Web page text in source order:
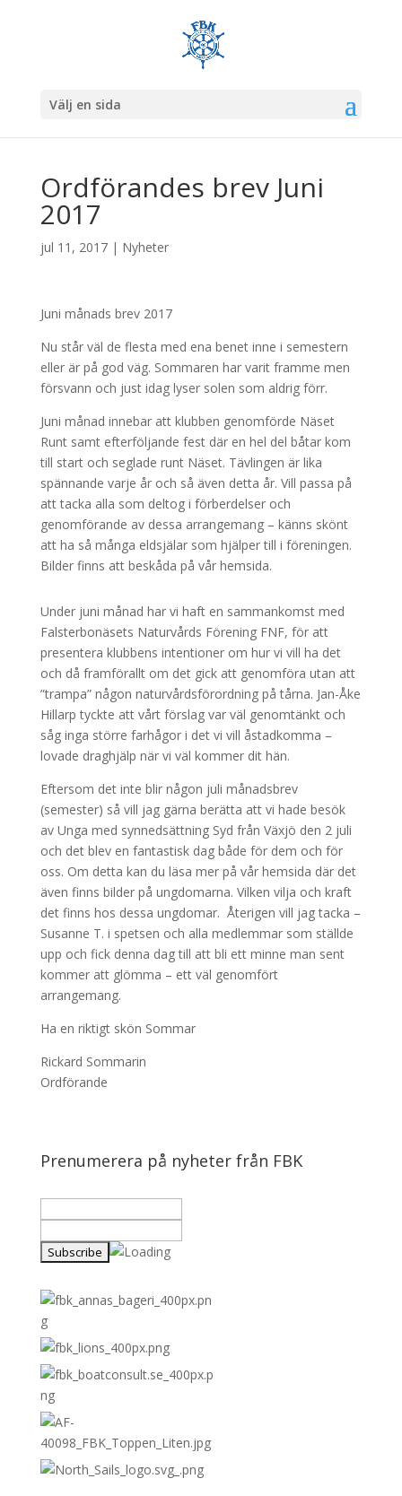
Välj en sida
Ordförandes brev Juni
2017
jul 11, 2017| Nyheter
Juni månads brev 2017
Nu står väl de flesta med ena benet inne i semestern
eller är på god väg. Sommaren har varit framme men
försvann och just idag lyser solen som aldrig förr.
Juni månad innebar att klubben genomförde Näset
Runt samt efterföljande fest där en hel del båtar kom
till start och seglade runt Näset. Tävlingen är lika
spännande varje år och så även detta år. Vill passa på
att tacka alla som deltog i förberdelser och
genomförande av dessa arrangemang – känns skönt
att ha så många eldsjälar som hjälper till i föreningen.
Bilder finns att beskåda på vår hemsida.
Under juni månad har vi haft en sammankomst med
Falsterbonäsets Naturvårds Förening FNF, för att
presentera klubbens intentioner om hur vi vill ha det
och då framförallt om det gick att genomföra utan att
”trampa” någon naturvårdsförordning på tårna. Jan-Åke
Hillarp tyckte att vårt förslag var väl genomtänkt och
såg inga större farhågor i det vi vill åstadkomma –
lovade draghjälp när vi väl kommer dit hän.
Eftersom det inte blir någon juli månadsbrev
(semester) så vill jag gärna berätta att vi hade besök
av Unga med synnedsättning Syd från Växjö den 2 juli
och det blev en fantastisk dag både för dem och för
oss. Om detta kan du läsa mer på vår hemsida där det
även finns bilder på ungdomarna. Vilken vilja och kraft
det finns hos dessa ungdomar. Återigen vill jag tacka –
Susanne T. i spetsen och alla medlemmar som ställde
upp och fick denna dag till att bli ett minne man sent
kommer att glömma – ett väl genomfört
arrangemang.
Ha en riktigt skön Sommar
Rickard Sommarin
Ordförande
Prenumerera på nyheter från FBK